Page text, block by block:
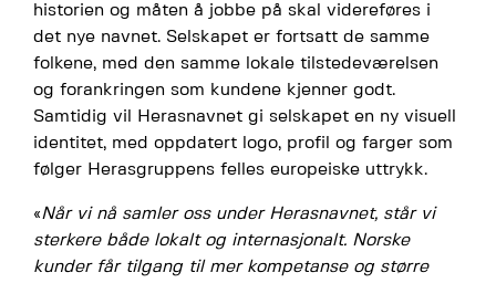
historien og måten å jobbe på skal videreføres i
det nye navnet. Selskapet er fortsatt de samme
folkene, med den samme lokale tilstedeværelsen
og forankringen som kundene kjenner godt.
Samtidig vil Herasnavnet gi selskapet en ny visuell
identitet, med oppdatert logo, profil og farger som
følger Herasgruppens felles europeiske uttrykk.
«Når vi nå samler oss under Herasnavnet, står vi
sterkere både lokalt og internasjonalt. Norske
kunder får tilgang til mer kompetanse og større